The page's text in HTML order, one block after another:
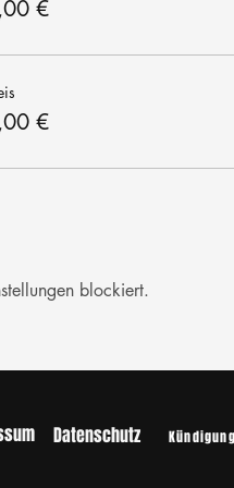
€
€
blockiert.
Datenschutz Kündigung